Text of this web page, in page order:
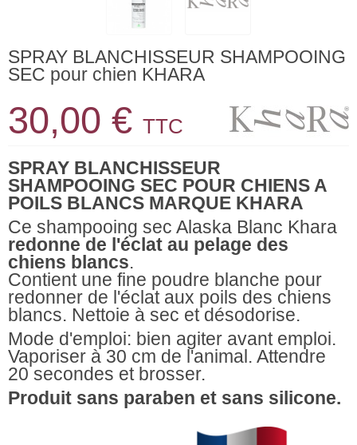
SPRAY BLANCHISSEUR SHAMPOOING
SEC pour chien KHARA
30,00 € TTC
SPRAY BLANCHISSEUR
SHAMPOOING SEC POUR CHIENS A
POILS BLANCS MARQUE KHARA
Ce shampooing sec Alaska Blanc Khara
redonne de l'éclat au pelage des
chiens blancs.
Contient une fine poudre blanche pour
redonner de l'éclat aux poils des chiens
blancs. Nettoie à sec et désodorise.
Mode d'emploi: bien agiter avant emploi.
Vaporiser à 30 cm de l'animal. Attendre
20 secondes et brosser.
Produit sans paraben et sans silicone.